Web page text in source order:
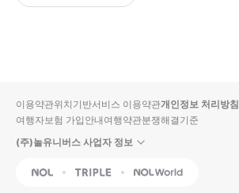
입니
다.
순
상
이용약관위치기반서비스 이용약관개인정보 처리방침
여행자보험 가입안내여행약관분쟁해결기준
(주)놀유니버스 사업자 정보
NOL Triple Interpark Global